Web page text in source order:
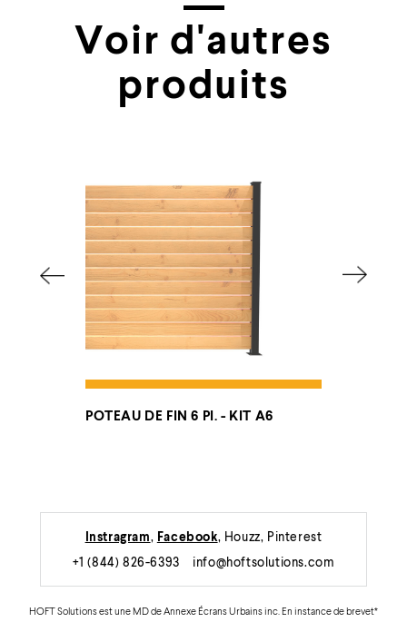
Voir d'autres
produits
FIN 6 PI. - KIT A6 POTEAU DE FIN 44 PO. - KIT A4
Instragram, Facebook, Houzz, Pinterest
+1 (844) 826-6393 info@hoftsolutions.com
HOFT Solutions est une MD de Annexe Écrans Urbains inc. En instance de brevet*